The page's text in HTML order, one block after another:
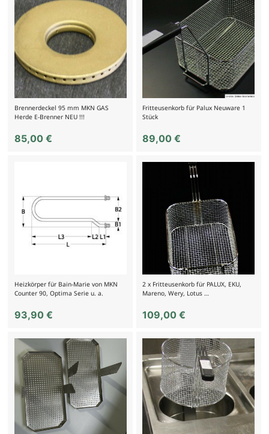
Brennerdeckel 95 mm MKN GAS
Herde E-Brenner NEU !!!
85,00 €
Fritteusenkorb für Palux Neuware 1
Stück
89,00€
Heizkörper für Bain-Marie von MKN
Counter 90, Optima Serie u. a.
93,90 €
2 x Fritteusenkorb für PALUX, EKU,
Mareno, Wery, Lotus …
109,00€